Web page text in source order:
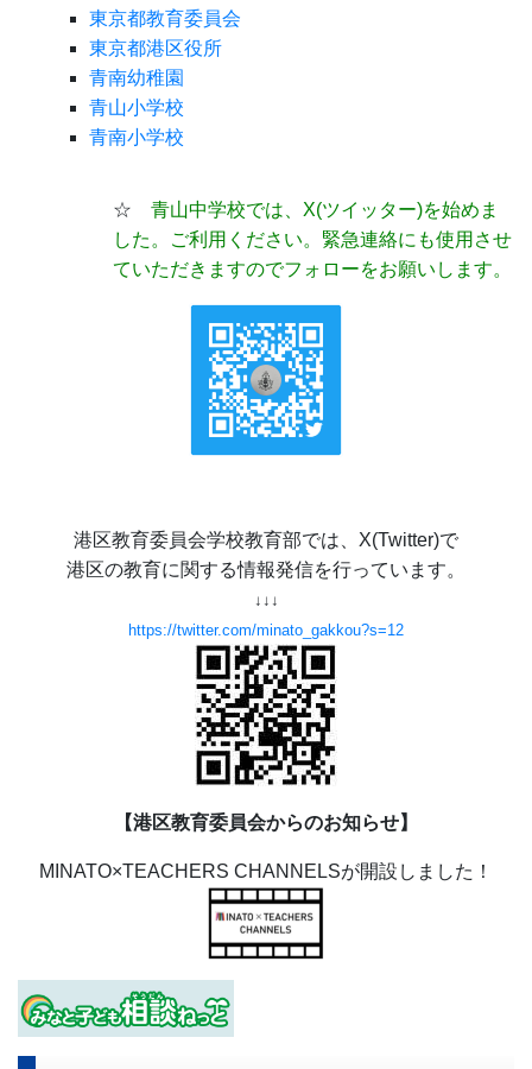
東京都教育委員会
東京都港区役所
青南幼稚園
青山小学校
青南小学校
☆ 青山中学校では、X(ツイッター)を始めま
した。ご利用ください。緊急連絡にも使用させ
ていただきますのでフォローをお願いします。
港区教育委員会学校教育部では、X(Twitter)で
港区の教育に関する情報発信を行っています。
↓↓↓
https://twitter.com/minato_gakkou?s=12
【港区教育委員会からのお知らせ】
MINATO×TEACHERS CHANNELSが開設しました！